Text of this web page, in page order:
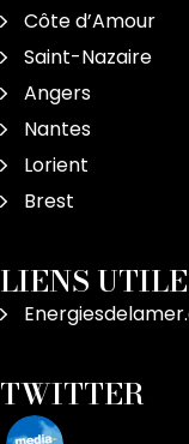
Côte d’Amour
Saint-Nazaire
Angers
Nantes
Lorient
Brest
LIENS
TWITTER